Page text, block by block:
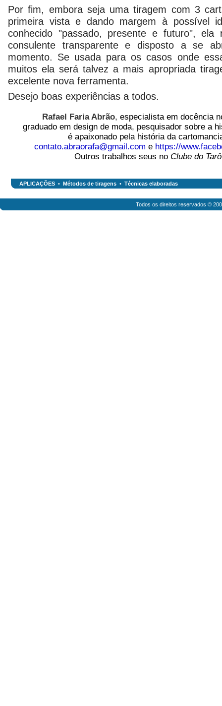
Por fim, embora seja uma tiragem com 3
primeira vista e dando margem à possível
conhecido "passado, presente e futuro", ela
consulente transparente e disposto a se
momento. Se usada para os casos onde
muitos ela será talvez a mais apropriada
excelente nova ferramenta.
Desejo boas experiências a todos.
Rafael Faria Abrão, especialista em docência
graduado em design de moda, pesquisador sobre a
é apaixonado pela história da
contato.abraorafa@gmail.com e https://
Outros trabalhos seus no Clube do Tarô
APLICAÇÕES • Métodos de tiragens • Técnicas elaboradas
Todos os direitos reservados ©